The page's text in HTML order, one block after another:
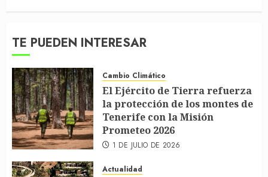
TE PUEDEN INTERESAR
Cambio Climático
El Ejército de Tierra refuerza
la protección de los montes de
Tenerife con la Misión
Prometeo 2026
1 DE JULIO DE 2026
Actualidad